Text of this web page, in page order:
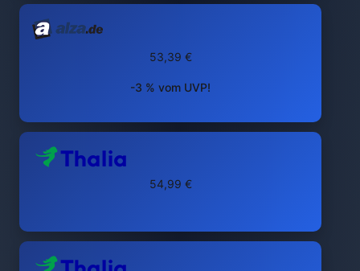
53,39 €
-3 % vom UVP!
54,99 €